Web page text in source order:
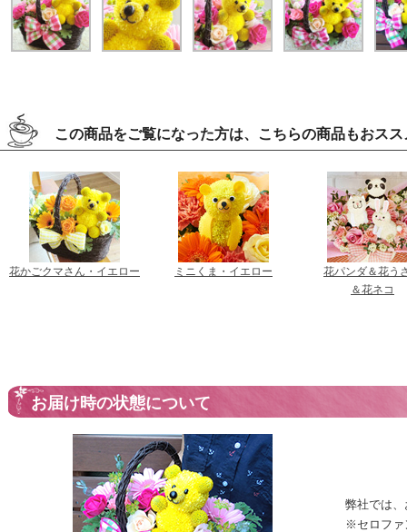
この商品をご覧になった方は、こちらの商品もおスス
花かごクマさん・イエロー ミニくま・イエロー
花パンダ＆花う
＆花ネコ
お届け時の状態について
弊社では
※セロファ